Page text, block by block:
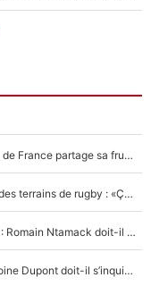
Mis de côté par Fabien Galthié, un joueur du XV de France partage sa frustration : «ils ne me l’ont pas dit tout de suite»
La raison d'être de Matthieu Jalibert en dehors des terrains de rugby : «Ça m'atteint autant que si tu touches à un membre de ma famille»
XV de France - Matthieu Jalibert a tout changé : Romain Ntamack doit-il s’inquiéter pour sa place à un an de la Coupe du monde ?
«Le XV de France est meilleur avec Lucu» : Antoine Dupont doit-il s’inquiéter pour sa place ?